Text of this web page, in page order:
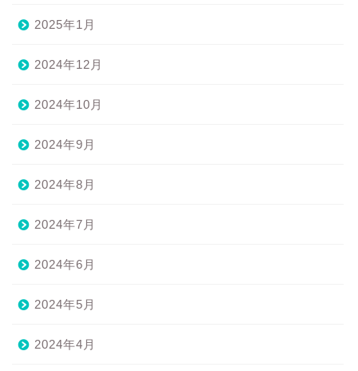
2025年1月
2024年12月
2024年10月
2024年9月
2024年8月
2024年7月
2024年6月
2024年5月
2024年4月